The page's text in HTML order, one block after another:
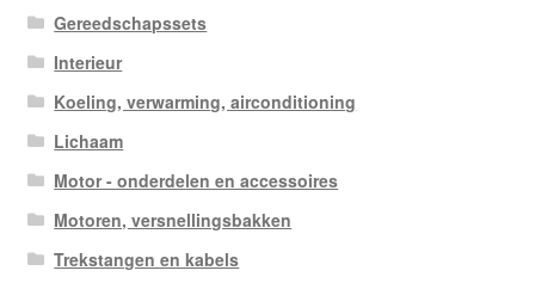
Gereedschapssets
Interieur
Koeling, verwarming, airconditioning
Lichaam
Motor - onderdelen en accessoires
Motoren, versnellingsbakken
Trekstangen en kabels